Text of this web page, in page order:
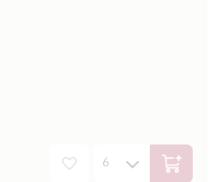
In den